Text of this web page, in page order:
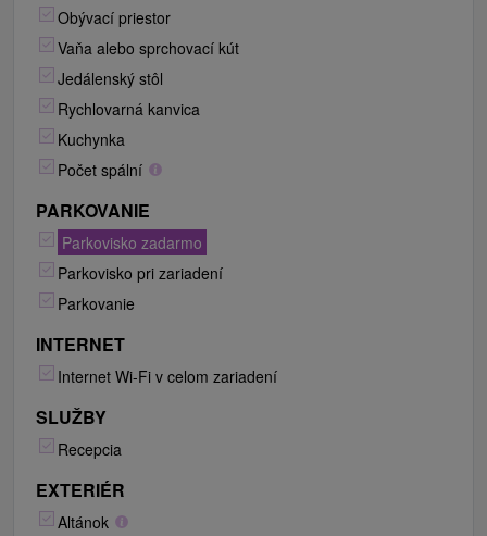
Obývací priestor
Vaňa alebo sprchovací kút
Jedálenský stôl
Rychlovarná kanvica
Kuchynka
Počet spální
PARKOVANIE
Parkovisko zadarmo
Parkovisko pri zariadení
Parkovanie
INTERNET
Internet Wi-Fi v celom zariadení
SLUŽBY
Recepcia
EXTERIÉR
Altánok